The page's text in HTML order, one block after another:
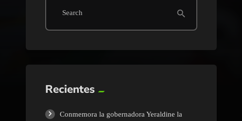
Search search
Recientes
Conmemora la gobernadora Yeraldine la